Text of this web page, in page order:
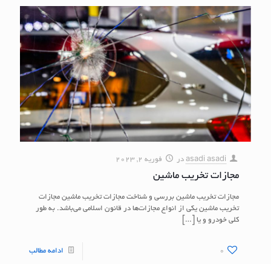
asadi asadi در فوریه 2, 2023
مجازات تخریب ماشین
مجازات تخریب ماشین بررسی و شناخت مجازات تخریب ماشین مجازات
تخریب ماشین یکی از انواع مجازات‌ها در قانون اسلامی می‌باشد. به طور
کلی خودرو و یا […]
0 ادامه مطالب